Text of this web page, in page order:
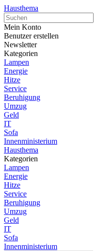
Hausthema
Mein Konto
Benutzer erstellen
Newsletter
Kategorien
Lampen
Energie
Hitze
Service
Beruhigung
Umzug
Geld
IT
Sofa
Innenministerium
Hausthema
Kategorien
Lampen
Energie
Hitze
Service
Beruhigung
Umzug
Geld
IT
Sofa
Innenministerium